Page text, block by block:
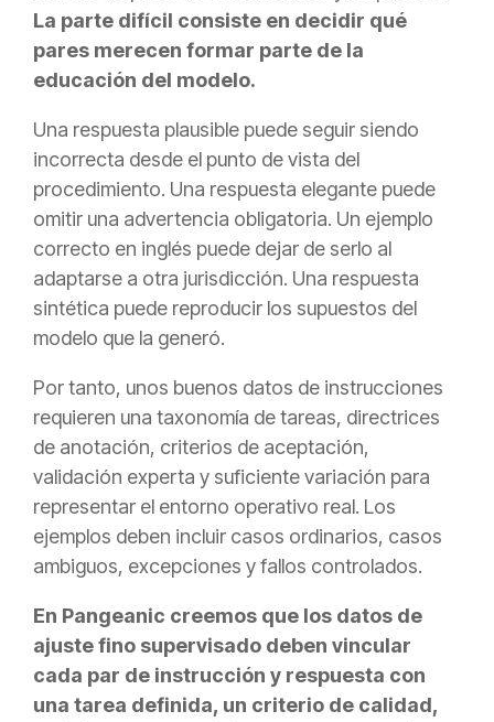
La parte difícil consiste en decidir qué
pares merecen formar parte de la
educación del modelo.
Una respuesta plausible puede seguir siendo
incorrecta desde el punto de vista del
procedimiento. Una respuesta elegante puede
omitir una advertencia obligatoria. Un ejemplo
correcto en inglés puede dejar de serlo al
adaptarse a otra jurisdicción. Una respuesta
sintética puede reproducir los supuestos del
modelo que la generó.
Por tanto, unos buenos datos de instrucciones
requieren una taxonomía de tareas, directrices
de anotación, criterios de aceptación,
validación experta y suficiente variación para
representar el entorno operativo real. Los
ejemplos deben incluir casos ordinarios, casos
ambiguos, excepciones y fallos controlados.
En Pangeanic creemos que los datos de
ajuste fino supervisado deben vincular
cada par de instrucción y respuesta con
una tarea definida, un criterio de calidad,